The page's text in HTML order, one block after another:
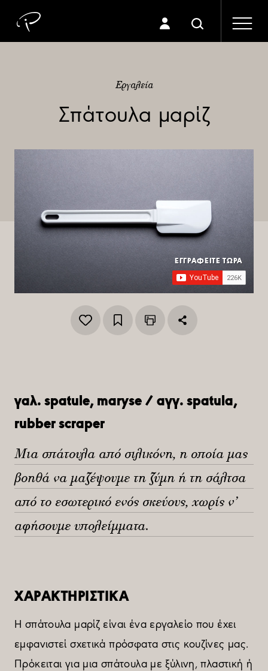
Εργαλεία
Σπάτουλα μαρίζ
ΕΓΓΡΑΦΕΙΤΕ ΤΩΡΑ
γαλ. spatule, maryse / αγγ. spatula,
rubber scraper
Μια σπάτουλα από σιλικόνη, η οποία μας
βοηθά να μαζέψουμε τη ζύμη ή τη σάλτσα
από το εσωτερικό ενός σκεύους, χωρίς ν’
αφήσουμε υπολείμματα.
ΧΑΡΑΚΤΗΡΙΣΤΙΚΑ
Η σπάτουλα μαρίζ είναι ένα εργαλείο που έχει
εμφανιστεί σχετικά πρόσφατα στις κουζίνες μας.
Πρόκειται για μια σπάτουλα με ξύλινη, πλαστική ή